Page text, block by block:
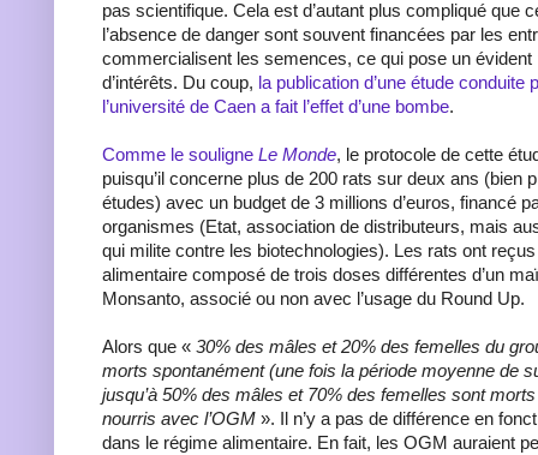
pas scientifique. Cela est d’autant plus compliqué que
l’absence de danger sont souvent financées par les
commercialisent les semences, ce qui pose un évident
d’intérêts. Du coup, la publication d’une étude conduite
l’université de Caen a fait l’effet d’une bombe.
Comme le souligne Le Monde, le protocole de cette
puisqu’il concerne plus de 200 rats sur deux ans (bien
études) avec un budget de 3 millions d’euros, financé
organismes (Etat, association de distributeurs, mais
qui milite contre les biotechnologies). Les rats ont
alimentaire composé de trois doses différentes d’un
Monsanto, associé ou non avec l’usage du Round Up.
Alors que « 30% des mâles et 20% des femelles du
morts spontanément (une fois la période moyenne de
jusqu’à 50% des mâles et 70% des femelles sont
nourris avec l’OGM ». Il n’y a pas de différence en
dans le régime alimentaire. En fait, les OGM auraient